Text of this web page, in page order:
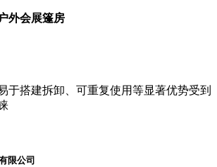
外会展篷房
于搭建拆卸、可重复使用等显著优势受到
限公司